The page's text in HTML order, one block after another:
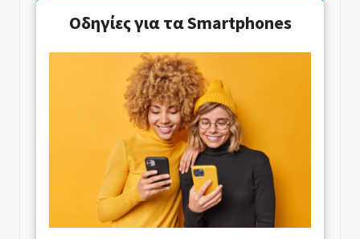
Οδηγίες για τα Smartphones